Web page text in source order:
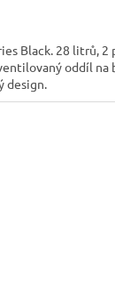
Black. 28 litrů,
oddíl na
design.